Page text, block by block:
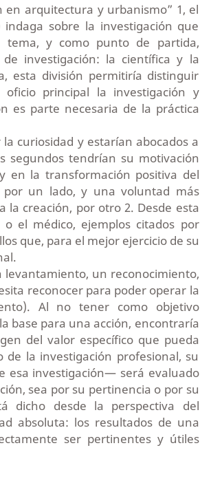
arquitectura y urbanismo” 1, el
sobre la investigación que
tema, y como punto de partida,
investigación: la científica y la
esta división permitiría distinguir
principal la investigación y
es parte necesaria de la práctica
curiosidad y estarían abocados a
segundos tendrían su motivación
en la transformación positiva del
un lado, y una voluntad más
la creación, por otro 2. Desde esta
el médico, ejemplos citados por
que, para el mejor ejercicio de su
levantamiento, un reconocimiento,
reconocer para poder operar la
Al no tener como objetivo
base para una acción, encontraría
del valor específico que pueda
la investigación profesional, su
esa investigación— será evaluado
sea por su pertinencia o por su
dicho desde la perspectiva del
absoluta: los resultados de una
ser pertinentes y útiles